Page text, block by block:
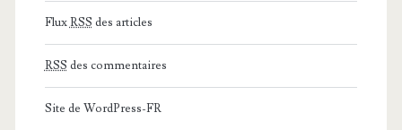
FluxRSS des articles
RSS des commentaires
Site de WordPress-FR